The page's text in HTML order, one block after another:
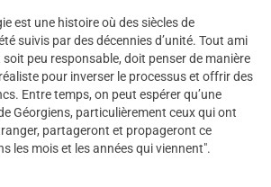
est une histoire où des siècles de
suivis par des décennies d’unité. Tout ami
peu responsable, doit penser de manière
pour inverser le processus et offrir des
Entre temps, on peut espérer qu’une
Géorgiens, particulièrement ceux qui ont
partageront et propageront ce
les mois et les années qui viennent".